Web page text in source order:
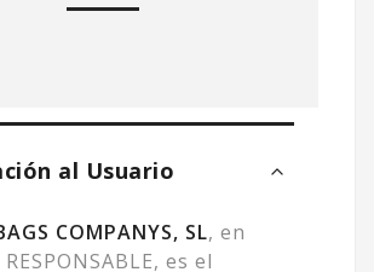
al Usuario
COMPANYS, SL, en
es el